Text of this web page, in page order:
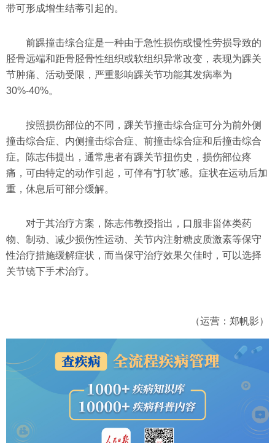
带可形成增生结蒂引起的。
前踝撞击综合症是一种由于急性损伤或慢性劳损导致的
胫骨远端和距骨胫骨性组织或软组织异常改变，表现为踝关
节肿痛、活动受限，严重影响踝关节功能其发病率为
30%-40%。
按照损伤部位的不同，踝关节撞击综合症可分为前外侧
撞击综合症、内侧撞击综合症、前撞击综合症和后撞击综合
症。陈志伟提出，通常患者有踝关节扭伤史，损伤部位疼
痛，可由特定的动作引起，可伴有“打软”感。症状在运动后加
重，休息后可部分缓解。
对于其治疗方案，陈志伟教授指出，口服非甾体类药
物、制动、减少损伤性运动、关节内注射糖皮质激素等保守
性治疗措施缓解症状，而当保守治疗效果欠佳时，可以选择
关节镜下手术治疗。
（运营：郑帆影）